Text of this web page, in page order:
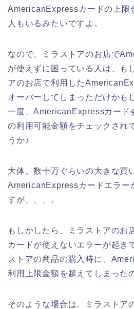
AmericanExpressカードの上限
人もいるみたいですよ。
なので、ミラストアのお店で
が使えずに困っている人は、も
アのお店で利用した
オーバーしてしまっただけかも
一度、AmericanExpressカード
の利用可能金額をチェックされ
うか♪
大体、数十万ぐらいの大きな買
AmericanExpressカードエラー
すが、、、。
もしかしたら、ミラストアの
カードが使えないエラーが起き
ストアの商品の購入時に、
利用上限金額を超えてしまった
そのような場合は、ミラストア